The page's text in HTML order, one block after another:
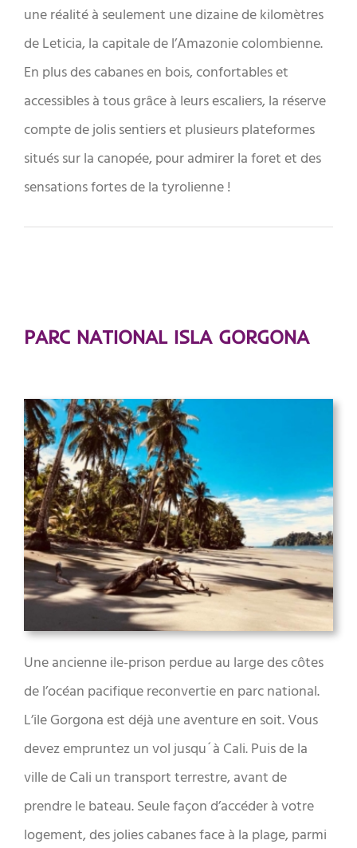
une réalité à seulement une dizaine de kilomètres
de Leticia, la capitale de l’Amazonie colombienne.
En plus des cabanes en bois, confortables et
accessibles à tous grâce à leurs escaliers, la réserve
compte de jolis sentiers et plusieurs plateformes
situés sur la canopée, pour admirer la foret et des
sensations fortes de la tyrolienne !
PARC NATIONAL ISLA GORGONA
Une ancienne ile-prison perdue au large des côtes
de l’océan pacifique reconvertie en parc national.
L’ile Gorgona est déjà une aventure en soit. Vous
devez empruntez un vol jusqu´à Cali. Puis de la
ville de Cali un transport terrestre, avant de
prendre le bateau. Seule façon d’accéder à votre
logement, des jolies cabanes face à la plage, parmi